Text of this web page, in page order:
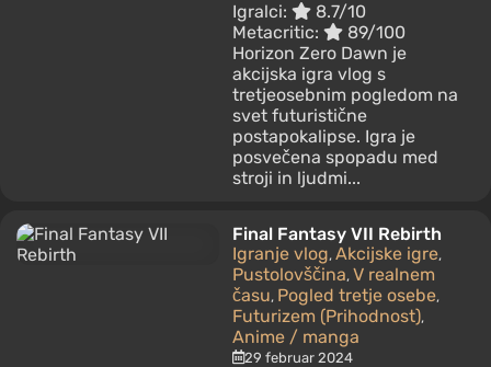
Igralci:
8.7/10
Metacritic:
89/100
Horizon Zero Dawn je
akcijska igra vlog s
tretjeosebnim pogledom na
svet futuristične
postapokalipse. Igra je
posvečena spopadu med
stroji in ljudmi...
Final Fantasy VII Rebirth
Igranje vlog, Akcijske igre,
Pustolovščina, V realnem
času, Pogled tretje osebe,
Futurizem (Prihodnost),
Anime / manga
29 februar 2024